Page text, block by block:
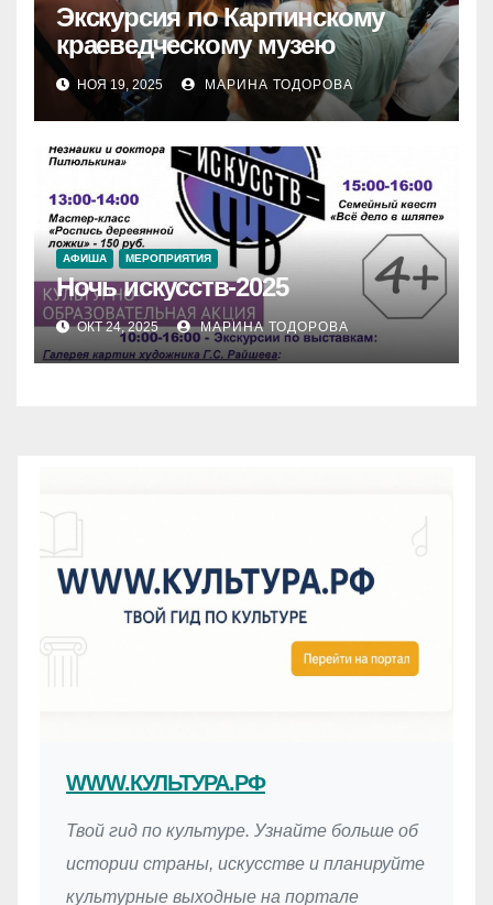
WWW.КУЛЬТУРА.РФ
Твой гид по культуре. Узнайте больше об
истории страны, искусстве и планируйте
культурные выходные на портале
Экскурсия по Карпинскому
краеведческому музею
НОЯ 19, 2025 МАРИНА ТОДОРОВА
АФИША МЕРОПРИЯТИЯ
Ночь искусств-2025
ОКТ 24, 2025 МАРИНА ТОДОРОВА